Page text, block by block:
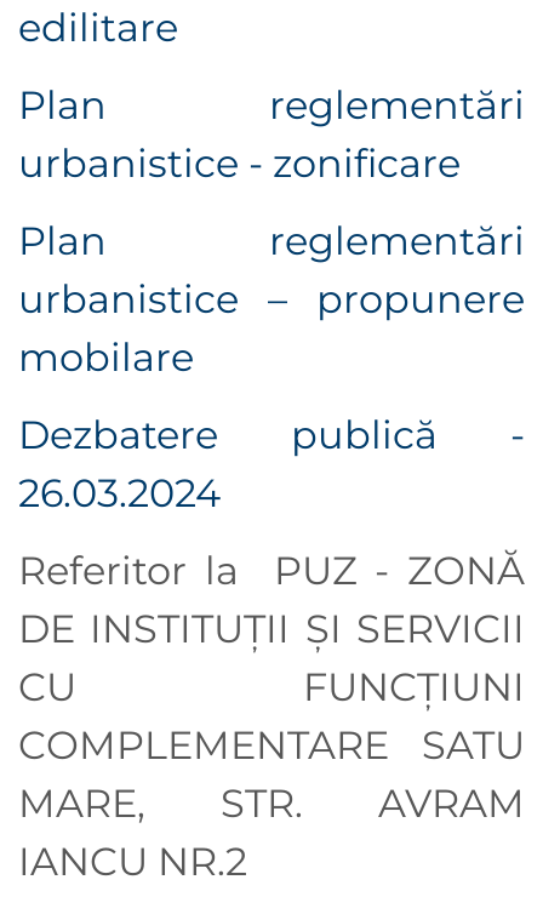
edilitare
Plan reglementări
urbanistice - zonificare
Plan reglementări
urbanistice – propunere
mobilare
Dezbatere publică -
26.03.2024
Referitor la PUZ - ZONĂ
DE INSTITUȚII ȘI SERVICII
CU FUNCȚIUNI
COMPLEMENTARE SATU
MARE, STR. AVRAM
IANCU NR.2